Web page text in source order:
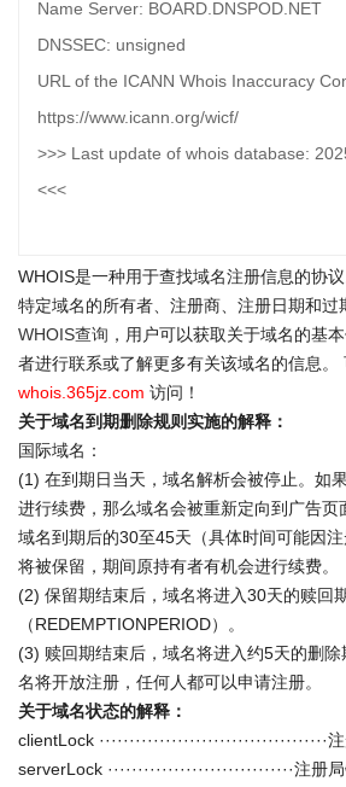
Name Server: BOARD.DNSPOD.NET
DNSSEC: unsigned
URL of the ICANN Whois Inaccuracy
https://www.icann.org/wicf/
>>> Last update of whois database:
<<<
WHOIS是一种用于查找域名注册信息的协
特定域名的所有者、注册商、注册日期和过
WHOIS查询 ，用户可以获取关于域名的基
者进行联系或了解更多有关该域名的信息。
whois.365jz.com 访问！
关于域名到期删除规则实施的解释：
国际域名：
(1) 在到期日当天，域名解析会被停止。如
进行续费，那么域名会被重新定向到广告页
域名到期后的30至45天（具体时间可能因
将被保留，期间原持有者有机会进行续费。
(2) 保留期结束后，域名将进入30天的赎回
（REDEMPTIONPERIOD）。
(3) 赎回期结束后，域名将进入约5天的删
名将开放注册，任何人都可以申请注册。
关于域名状态的解释：
clientLock
serverLock ·······························注册